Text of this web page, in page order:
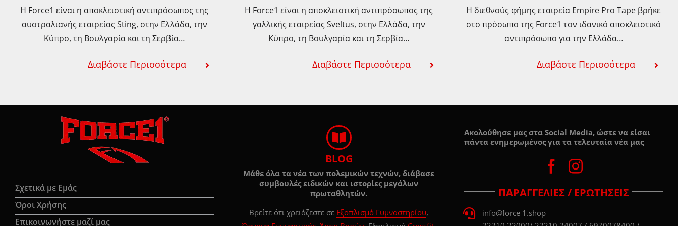
προϊόντος
προϊόντος
Η Force1 είναι η αποκλειστική αντιπρόσωπος της
αυστραλιανής εταιρείας Sting, στην Ελλάδα, την
Κύπρο, τη Βουλγαρία και τη Σερβία…
Διαβάστε Περισσότερα
Η Force1 είναι η αποκλειστική αντιπρόσωπος της
γαλλικής εταιρείας Sveltus, στην Ελλάδα, την
Κύπρο, τη Βουλγαρία και τη Σερβία…
Διαβάστε Περισσότερα
Η διεθνούς φήμης εταιρεία Empire Pro Tape βρήκε
στο πρόσωπο της Force1 τον ιδανικό αποκλειστικό
αντιπρόσωπο για την Ελλάδα…
Διαβάστε Περισσότερα
Σχετικά με Εμάς
Όροι Χρήσης
Eπικοινωνήστε μαζί μας
BLOG
Μάθε όλα τα νέα των πολεμικών τεχνών, διάβασε
συμβουλές ειδικών και ιστορίες μεγάλων
πρωταθλητών.
Βρείτε ότι χρειάζεστε σε Εξοπλισμό Γυμναστηρίου,
Ακολούθησε μας στα Social Media, ώστε να είσαι
πάντα ενημερωμένος για τα τελευταία νέα μας
ΠΑΡΑΓΓΕΛΙΕΣ / ΕΡΩΤΗΣΕΙΣ
info@force 1.shop